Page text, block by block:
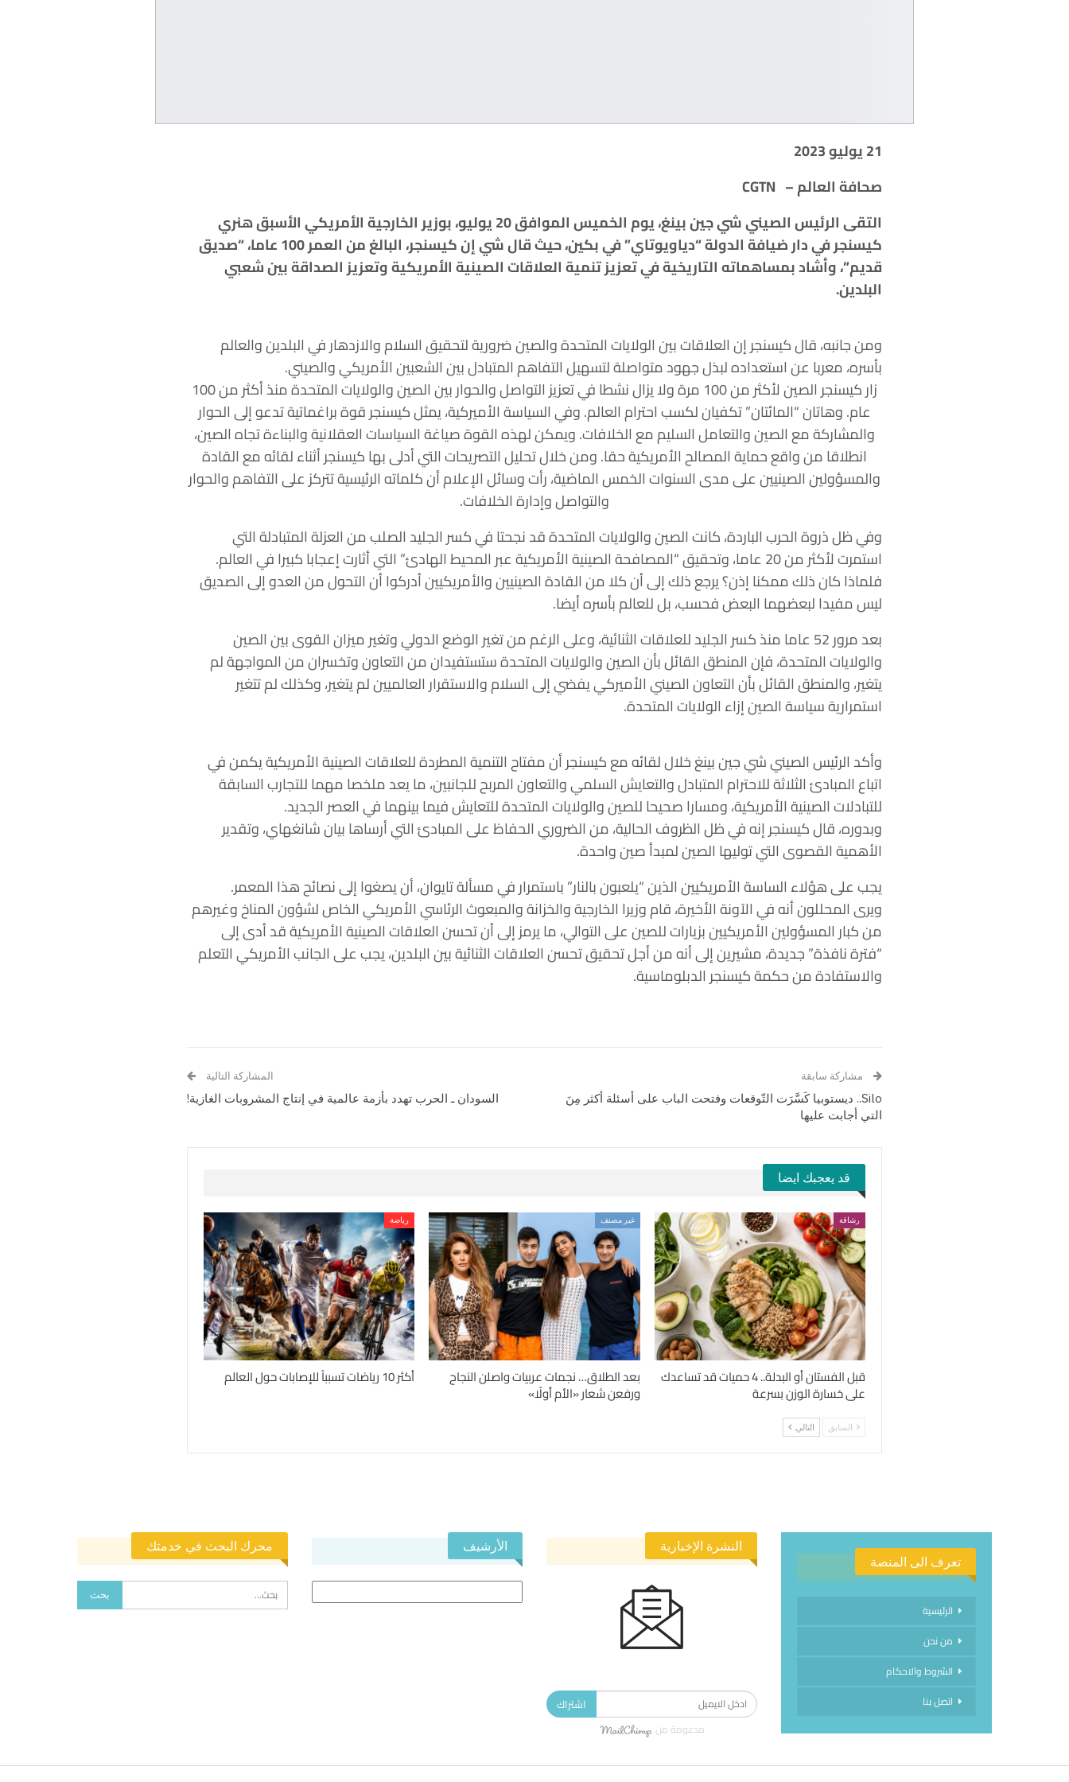
21 يوليو 2023
صحافة العالم – CGTN
التقى الرئيس الصيني شي جين بينغ، يوم الخميس الموافق 20 يوليو، بوزير الخارجية الأمريكي الأسبق هنري
كيسنجر في دار ضيافة الدولة “دياويوتاي” في بكين، حيث قال شي إن كيسنجر، البالغ من العمر 100 عاما، “صديق
قديم”، وأشاد بمساهماته التاريخية في تعزيز تنمية العلاقات الصينية الأمريكية وتعزيز الصداقة بين شعبي
البلدين.
ومن جانبه، قال كيسنجر إن العلاقات بين الولايات المتحدة والصين ضرورية لتحقيق السلام والازدهار في البلدين والعالم
بأسره، معربا عن استعداده لبذل جهود متواصلة لتسهيل التفاهم المتبادل بين الشعبين الأمريكي والصيني.
زار كيسنجر الصين لأكثر من 100 مرة ولا يزال نشطا في تعزيز التواصل والحوار بين الصين والولايات المتحدة منذ أكثر من 100
عام. وهاتان “المائتان” تكفيان لكسب احترام العالم. وفي السياسة الأميركية، يمثل كيسنجر قوة براغماتية تدعو إلى الحوار
والمشاركة مع الصين والتعامل السليم مع الخلافات. ويمكن لهذه القوة صياغة السياسات العقلانية والبناءة تجاه الصين،
انطلاقا من واقع حماية المصالح الأمريكية حقا. ومن خلال تحليل التصريحات التي أدلى بها كيسنجر أثناء لقائه مع القادة
والمسؤولين الصينيين على مدى السنوات الخمس الماضية، رأت وسائل الإعلام أن كلماته الرئيسية تتركز على التفاهم والحوار
والتواصل وإدارة الخلافات.
وفي ظل ذروة الحرب الباردة، كانت الصين والولايات المتحدة قد نجحتا في كسر الجليد الصلب من العزلة المتبادلة التي
استمرت لأكثر من 20 عاما، وتحقيق “المصافحة الصينية الأمريكية عبر المحيط الهادئ” التي أثارت إعجابا كبيرا في العالم.
فلماذا كان ذلك ممكنا إذن؟ يرجع ذلك إلى أن كلا من القادة الصينيين والأمريكيين أدركوا أن التحول من العدو إلى الصديق
ليس مفيدا لبعضهما البعض فحسب، بل للعالم بأسره أيضا.
بعد مرور 52 عاما منذ كسر الجليد للعلاقات الثنائية، وعلى الرغم من تغير الوضع الدولي وتغير ميزان القوى بين الصين
والولايات المتحدة، فإن المنطق القائل بأن الصين والولايات المتحدة ستستفيدان من التعاون وتخسران من المواجهة لم
يتغير، والمنطق القائل بأن التعاون الصيني الأميركي يفضي إلى السلام والاستقرار العالميين لم يتغير، وكذلك لم تتغير
استمرارية سياسة الصين إزاء الولايات المتحدة.
وأكد الرئيس الصيني شي جين بينغ خلال لقائه مع كيسنجر أن مفتاح التنمية المطردة للعلاقات الصينية الأمريكية يكمن في
اتباع المبادئ الثلاثة للاحترام المتبادل والتعايش السلمي والتعاون المربح للجانبين، ما يعد ملخصا مهما للتجارب السابقة
للتبادلات الصينية الأمريكية، ومسارا صحيحا للصين والولايات المتحدة للتعايش فيما بينهما في العصر الجديد.
وبدوره، قال كيسنجر إنه في ظل الظروف الحالية، من الضروري الحفاظ على المبادئ التي أرساها بيان شانغهاي، وتقدير
الأهمية القصوى التي توليها الصين لمبدأ صين واحدة.
يجب على هؤلاء الساسة الأمريكيين الذين “يلعبون بالنار” باستمرار في مسألة تايوان، أن يصغوا إلى نصائح هذا المعمر.
ويرى المحللون أنه في الآونة الأخيرة، قام وزيرا الخارجية والخزانة والمبعوث الرئاسي الأمريكي الخاص لشؤون المناخ وغيرهم
من كبار المسؤولين الأمريكيين بزيارات للصين على التوالي، ما يرمز إلى أن تحسن العلاقات الصينية الأمريكية قد أدى إلى
“فترة نافذة” جديدة، مشيرين إلى أنه من أجل تحقيق تحسن العلاقات الثنائية بين البلدين، يجب على الجانب الأمريكي التعلم
والاستفادة من حكمة كيسنجر الدبلوماسية.
مشاركة سابقة
Silo.. ديستوبيا كَسَّرَت التّوقعات وفتحت الباب على أسئلة أكثر مِنَ
التي أجابت عليها
المشاركة التالية
السودان ـ الحرب تهدد بأزمة عالمية في إنتاج المشروبات الغازية!
قد يعجبك ايضا
رشاقة
قبل الفستان أو البدلة.. 4 حميات قد تساعدك
على خسارة الوزن بسرعة
غير مصنف
بعد الطلاق… نجمات عربيات واصلن النجاح
ورفعن شعار «الأم أولًا»
رياضة
أكثر 10 رياضات تسبباً للإصابات حول العالم
السابق التالي
تعرف الى المنصة
الرئيسية
من نحن
الشروط والاحكام
اتصل بنا
النشرة الإخبارية
اشتراك
مدعومة من
الأرشيف محرك البحث في خدمتك